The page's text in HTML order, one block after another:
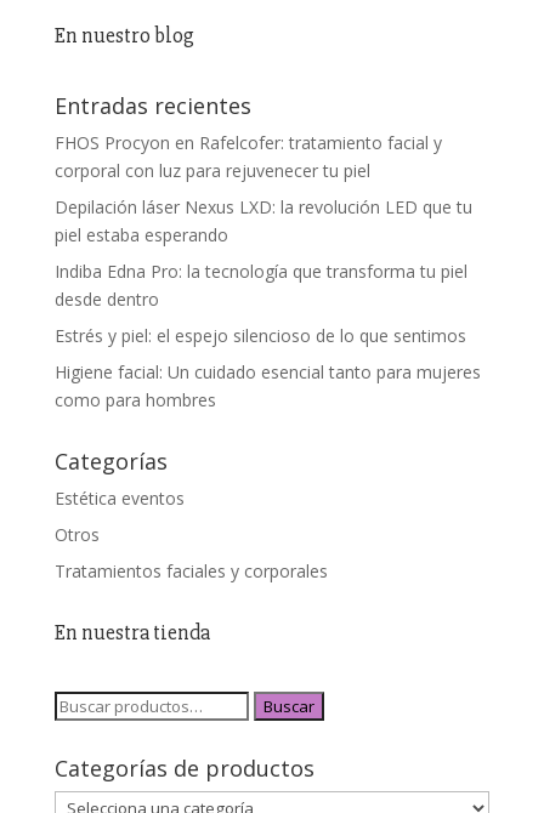
En nuestro blog
Entradas recientes
FHOS Procyon en Rafelcofer: tratamiento facial y
corporal con luz para rejuvenecer tu piel
Depilación láser Nexus LXD: la revolución LED que tu
piel estaba esperando
Indiba Edna Pro: la tecnología que transforma tu piel
desde dentro
Estrés y piel: el espejo silencioso de lo que sentimos
Higiene facial: Un cuidado esencial tanto para mujeres
como para hombres
Categorías
Estética eventos
Otros
Tratamientos faciales y corporales
En nuestra tienda
Buscar
Categorías de productos